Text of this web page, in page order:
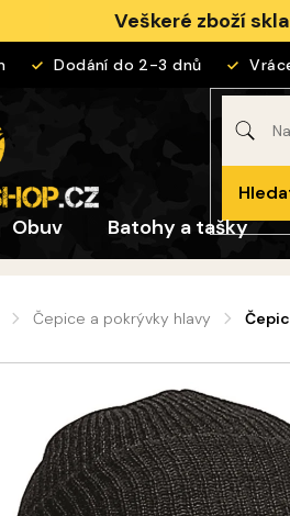
Veškeré zboží
Dodání do 2-3 dnů
Obuv Batohy a tašky
Čepice a pokrývky hlavy